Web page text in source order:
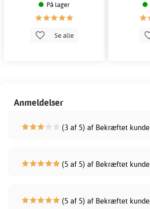
På lager
Se alle
Anmeldelser
(3 af 5) af Bekræftet kunde
(5 af 5) af Bekræftet kunde
(5 af 5) af Bekræftet kunde